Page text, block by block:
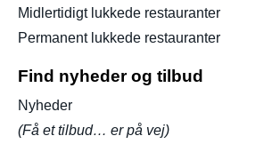
Midlertidigt lukkede restauranter
Permanent lukkede restauranter
Find nyheder og tilbud
Nyheder
(Få et tilbud… er på vej)